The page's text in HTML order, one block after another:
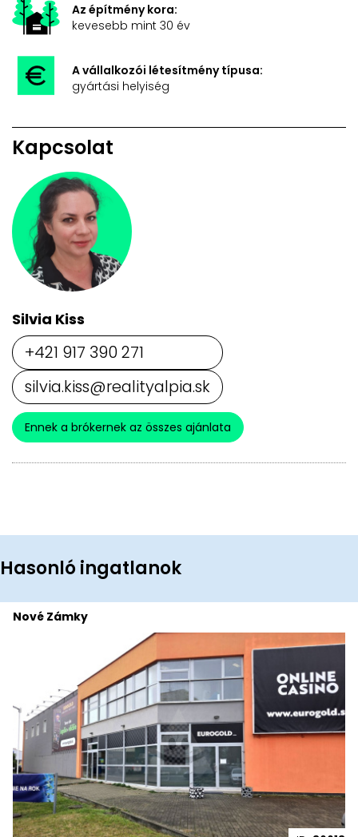
Az építmény kora:
kevesebb mint 30 év
A vállalkozói létesítmény típusa:
gyártási helyiség
Kapcsolat
Silvia Kiss
+421 917 390 271
silvia.kiss@realityalpia.sk
Ennek a brókernek az összes ajánlata
Hasonló ingatlanok
Nové Zámky